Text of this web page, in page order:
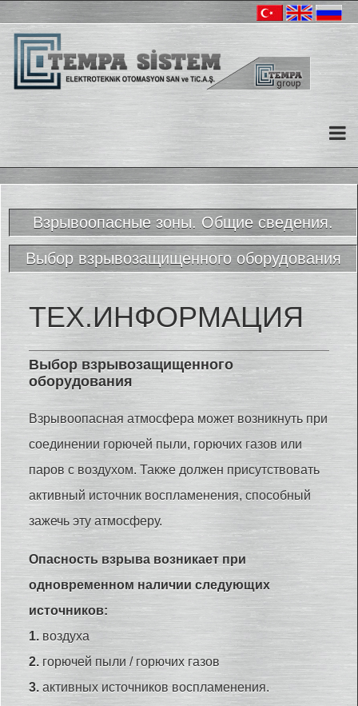
Взрывоопасные зоны. Общие сведения.
Выбор взрывозащищенного оборудования
ТЕХ.ИНФОРМАЦИЯ
Выбор взрывозащищенного
оборудования
Взрывоопасная атмосфера может возникнуть при
соединении горючей пыли, горючих газов или
паров с воздухом. Также должен присутствовать
активный источник воспламенения, способный
зажечь эту атмосферу.
Опасность взрыва возникает при
одновременном наличии следующих
источников:
1. воздуха
2. горючей пыли / горючих газов
3. активных источников воспламенения.